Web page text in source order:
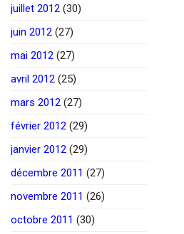
juillet 2012 (30)
juin 2012 (27)
mai 2012 (27)
avril 2012 (25)
mars 2012 (27)
février 2012 (29)
janvier 2012 (29)
décembre 2011 (27)
novembre 2011 (26)
octobre 2011 (30)